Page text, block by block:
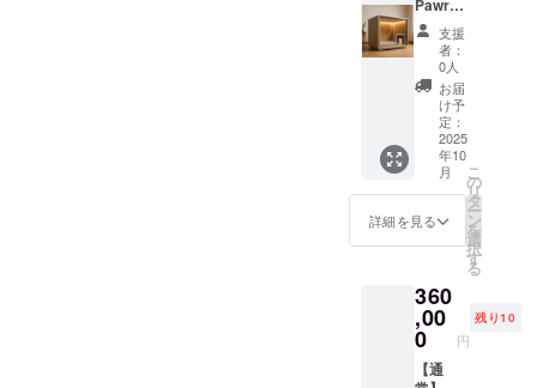
保。入
口ドア
はロッ
ク可
能。 ・
取扱説
明書の
有無・
対応言
語：あ
り / 日本
語 ・保
証の有
無、保
用条
件、保
証期間
あり。
通常使
（内
装）、
ステン
レス
（金具
部品）
・使用
方法：
防音・
快適空
間を提
供する
犬小屋
です。
置推
奨。換
気扇・
窓付き
で通気
商品概
要につ
いて ・
商品サ
イズ/重
量：横
70cm×
50cm×
奥行き
55cm
40kg
・素
材：木
造部
分）、
防音吸
音材、
ポリエ
白, 黒，
グレー
・商品
ステッ
カーサ
イズ：
7.5cm×
7.5cm
1. 本商
品の
メー
カー情
報 ・
メー
在地
（国）
： 日本
・製造
国： 日
Pawrad
iseレ
ギュ
ラーサ
イズ×ス
テッ
カー ・
Pawrad
iseレ
ギュ
ラーサ
イズと
オリジ
ナルス
カーを
ご提供
しま
す。 ・
カラー
支援
者：
0人
お届
け予
定：
2025
年10
月
詳細を見る
こ
の
リ
タ
ー
ン
を
選
択
す
る
360
,00
0 円
残り10
【通